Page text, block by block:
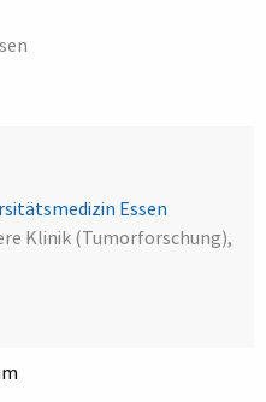
Essen
Klinik (Tumorforschung),